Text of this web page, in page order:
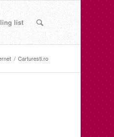
list
/ Carturesti.ro